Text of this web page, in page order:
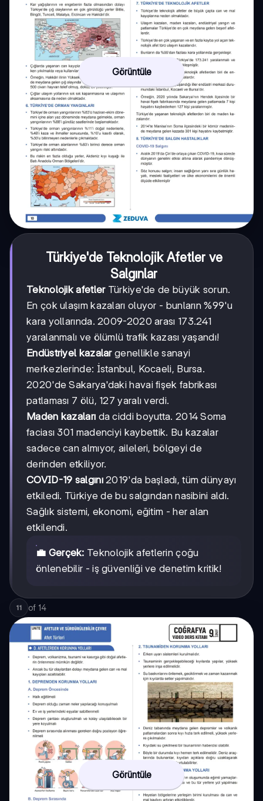
Görüntüle
Türkiye'de Teknolojik Afetler ve
Salgınlar
Teknolojik afetlerTürkiye'de de büyük sorun.
En çok ulaşım kazaları oluyor - bunların %99'u
kara yollarında. 2009-2020 arası 173.241
yaralanmalı ve ölümlü trafik kazası yaşandı!
Endüstriyel kazalargenellikle sanayi
merkezlerinde: İstanbul, Kocaeli, Bursa.
2020'de Sakarya'daki havai fişek fabrikası
patlaması 7 ölü, 127 yaralı verdi.
Maden kazaları da ciddi boyutta. 2014 Soma
faciası 301 madenciyi kaybettik. Bu kazalar
sadece can almıyor, aileleri, bölgeyi de
derinden etkiliyor.
COVID-19 salgını2019'da başladı, tüm dünyayı
etkiledi. Türkiye de bu salgından nasibini aldı.
Sağlık sistemi, ekonomi, eğitim - her alan
etkilendi.
💼 Gerçek: Teknolojik afetlerin çoğu
önlenebilir - iş güvenliği ve denetim kritik!
11 of 14
Görüntüle